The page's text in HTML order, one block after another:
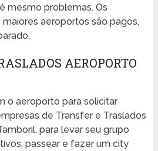
mesmo problemas. Os
aeroportos são pagos,
AEROPORTO
o aeroporto para solicitar
de Transfer e Traslados
para levar seu grupo
passear e fazer um city